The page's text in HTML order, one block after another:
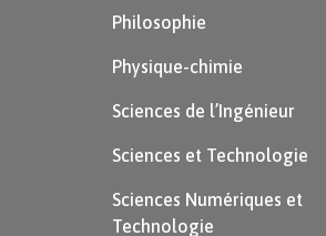
Philosophie
Physique-chimie
Sciences de l’Ingénieur
Sciences et Technologie
Sciences Numériques et
Technologie